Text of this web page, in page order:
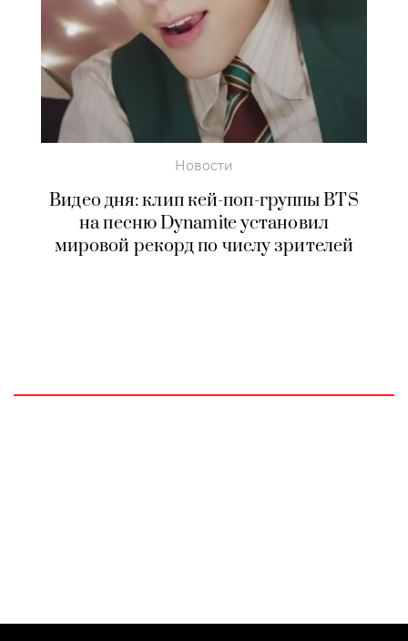
Новости
Видео дня: клип кей-поп-группы BTS
на песню Dynamite установил
мировой рекорд по числу зрителей